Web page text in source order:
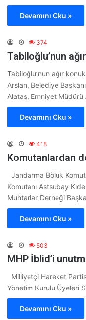
Devamını Oku »
374
Tabiloğlu’nun
Tabiloğlu’nun ağır
Arslan, Belediye
Alataş, Emniyet Müdürü
Devamını Oku »
418
Komutanlardan
Jandarma Bölük
Komutanı Astsubay
Muhtarlar Derneği
Devamını Oku »
503
MHP İblid’i
Milliyetçi Hareket
Yönetim Kurulu Üyeleri
Devamını Oku »